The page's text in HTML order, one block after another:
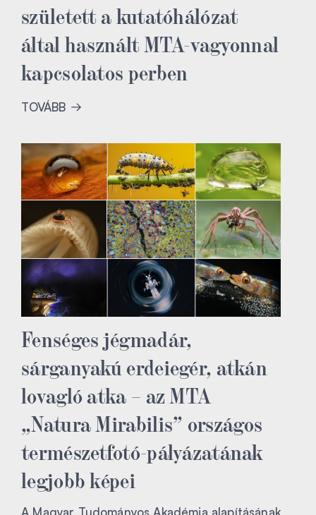
született a kutatóhálózat
által használt MTA-vagyonnal
kapcsolatos perben
TOVÁBB
Fenséges jégmadár,
sárganyakú erdeiegér, atkán
lovagló atka – az MTA
„Natura Mirabilis” országos
természetfotó-pályázatának
legjobb képei
A Magyar Tudományos Akadémia alapításának